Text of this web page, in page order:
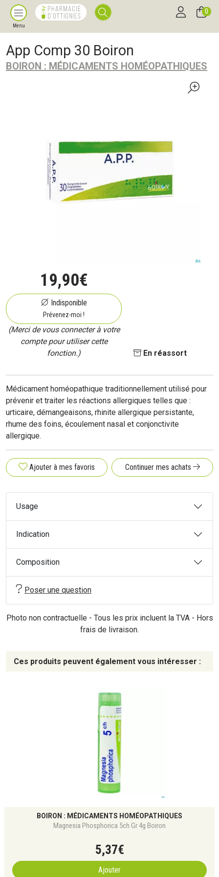
Menu
0
App Comp 30 Boiron
BOIRON : MÉDICAMENTS HOMÉOPATHIQUES
19,90€
Indisponible
Prévenez-moi !
(Merci de vous connecter à votre
compte pour utiliser cette
fonction.)
En réassort
Médicament homéopathique traditionnellement utilisé pour
prévenir et traiter les réactions allergiques telles que :
urticaire, démangeaisons, rhinite allergique persistante,
rhume des foins, écoulement nasal et conjonctivite
allergique.
Ajouter à mes favoris Continuer mes achats
Usage
Indication
Composition
Poser une question
Photo non contractuelle - Tous les prix incluent la TVA - Hors
frais de livraison.
Ces produits peuvent également vous intéresser :
BOIRON : MÉDICAMENTS HOMÉOPATHIQUES
Magnesia Phosphorica 5ch Gr 4g Boiron
5,37€
Ajouter